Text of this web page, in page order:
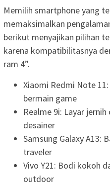
Memilih smartphone yang
memaksimalkan
berikut menyajikan pilihan
karena kompatibilitasnya
ram 4”.
Xiaomi Redmi Note
bermain game
Realme 9i: Layar
desainer
Samsung Galaxy A13:
traveler
Vivo Y21: Bodi kokoh
outdoor